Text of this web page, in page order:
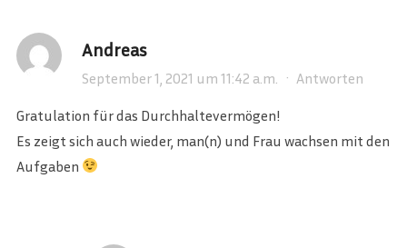
Andreas
September 1, 2021 um 11:42 a.m. · Antworten
Gratulation für das Durchhaltevermögen!
Es zeigt sich auch wieder, man(n) und Frau wachsen mit den
Aufgaben